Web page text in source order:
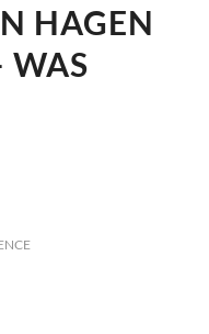
HAGEN
WAS